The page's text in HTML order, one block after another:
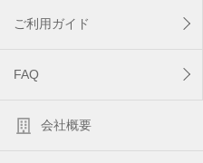
ご利用ガイド
FAQ
会社概要